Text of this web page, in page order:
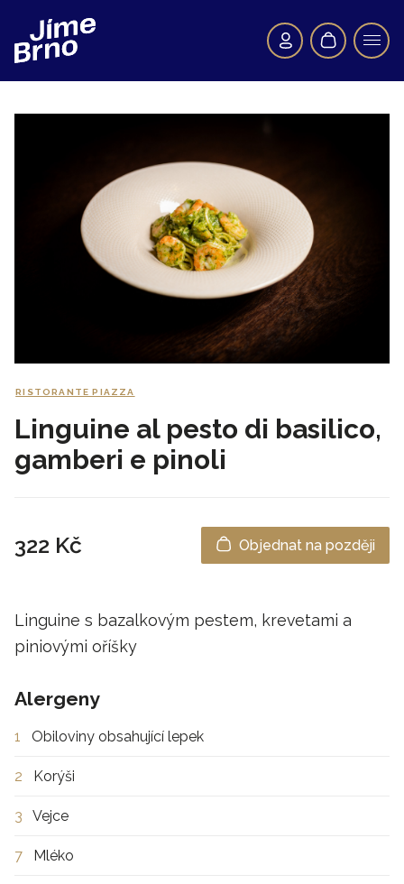
RISTORANTE PIAZZA
Linguine al pesto di basilico,
gamberi e pinoli
322 Kč Objednat na později
Linguine s bazalkovým pestem, krevetami a
piniovými oříšky
Alergeny
1 Obiloviny obsahující lepek
2 Korýši
3 Vejce
7 Mléko